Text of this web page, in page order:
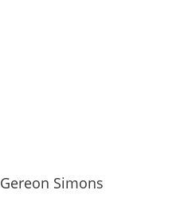
Gereon Simons